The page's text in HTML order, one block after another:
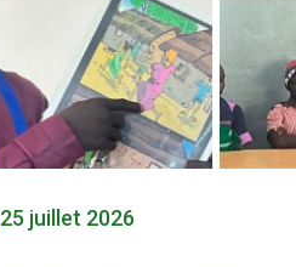
25 juillet 2026